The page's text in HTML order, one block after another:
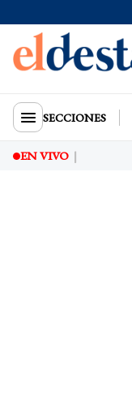
SECCIONES
EN VIVO